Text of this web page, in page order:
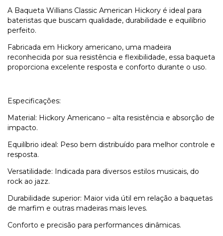
A Baqueta Willians Classic American Hickory é ideal para
bateristas que buscam qualidade, durabilidade e equilíbrio
perfeito.
Fabricada em Hickory americano, uma madeira
reconhecida por sua resistência e flexibilidade, essa baqueta
proporciona excelente resposta e conforto durante o uso.
Especificações:
Material: Hickory Americano – alta resistência e absorção de
impacto.
Equilíbrio ideal: Peso bem distribuído para melhor controle e
resposta.
Versatilidade: Indicada para diversos estilos musicais, do
rock ao jazz.
Durabilidade superior: Maior vida útil em relação a baquetas
de marfim e outras madeiras mais leves.
Conforto e precisão para performances dinâmicas.